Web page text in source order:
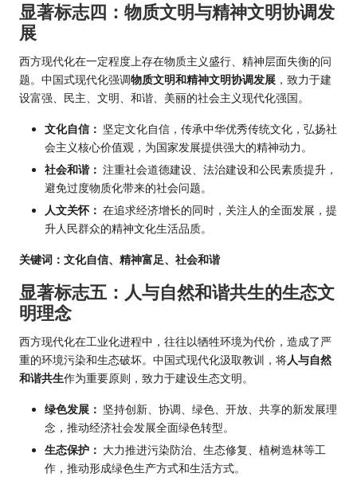
显著标志四：物质文明与精神文明协调发
展
西方现代化在一定程度上存在物质主义盛行、精神层面失衡的问
题。中国式现代化强调物质文明和精神文明协调发展 ，致力于建
设富强、民主、文明、和谐、美丽的社会主义现代化强国。
文化自信： 坚定文化自信，传承中华优秀传统文化，弘扬社
会主义核心价值观，为国家发展提供强大的精神动力。
社会和谐： 注重社会道德建设、法治建设和公民素质提升，
避免过度物质化带来的社会问题。
人文关怀： 在追求经济增长的同时，关注人的全面发展，提
升人民群众的精神文化生活品质。
关键词：文化自信、精神富足、社会和谐
显著标志五：人与自然和谐共生的生态文
明理念
西方现代化在工业化进程中，往往以牺牲环境为代价，造成了严
重的环境污染和生态破坏。中国式现代化汲取教训，将人与自然
和谐共生作为重要原则，致力于建设生态文明。
绿色发展： 坚持创新、协调、绿色、开放、共享的新发展理
念，推动经济社会发展全面绿色转型。
生态保护： 大力推进污染防治、生态修复、植树造林等工
作，推动形成绿色生产方式和生活方式。